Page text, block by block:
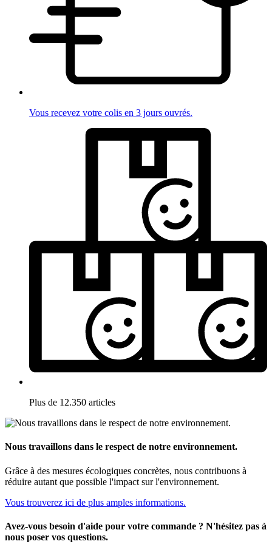
Vous recevez votre colis en 3 jours ouvrés.
Plus de 12.350 articles
Nous travaillons dans le respect de notre environnement.
Grâce à des mesures écologiques concrètes, nous contribuons à
réduire autant que possible l'impact sur l'environnement.
Vous trouverez ici de plus amples informations.
Avez-vous besoin d'aide pour votre commande ? N'hésitez pas à
nous poser vos questions.